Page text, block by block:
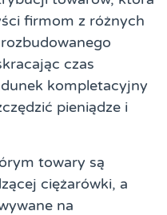
firmom z różnych
czas
kompletacyjny
pieniądze i
towary są
ciężarówki, a
na